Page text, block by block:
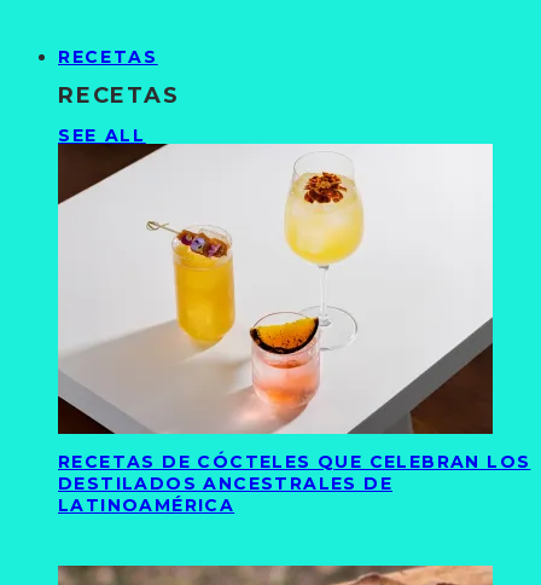
RECETAS
RECETAS
SEE ALL
RECETAS DE CÓCTELES QUE CELEBRAN LOS
DESTILADOS ANCESTRALES DE
LATINOAMÉRICA